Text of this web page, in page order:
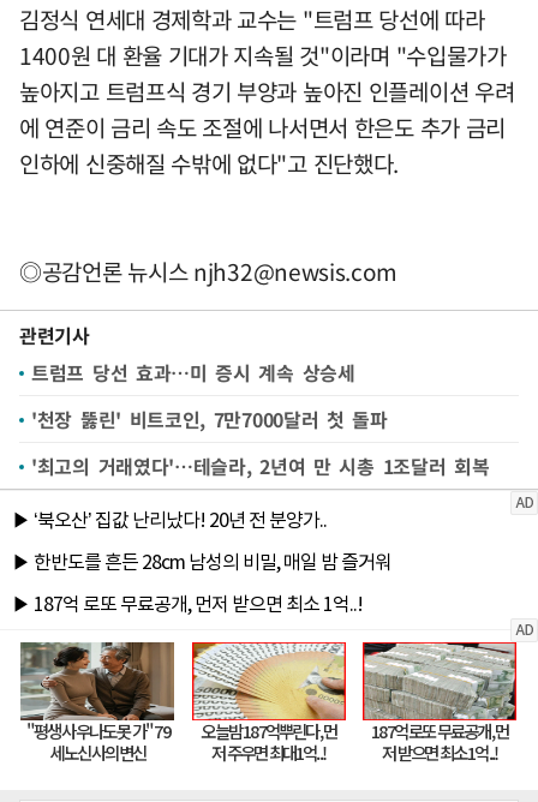
김정식 연세대 경제학과 교수는 "트럼프 당선에 따라
1400원 대 환율 기대가 지속될 것"이라며 "수입물가가
높아지고 트럼프식 경기 부양과 높아진 인플레이션 우려
에 연준이 금리 속도 조절에 나서면서 한은도 추가 금리
인하에 신중해질 수밖에 없다"고 진단했다.
◎공감언론 뉴시스njh32@newsis.com
관련기사
트럼프 당선 효과…미 증시 계속 상승세
'천장 뚫린' 비트코인, 7만7000달러 첫 돌파
'최고의 거래였다'…테슬라, 2년여 만 시총 1조달러 회복